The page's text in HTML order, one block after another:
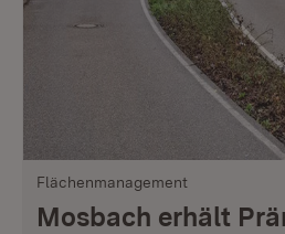
Flächenmanagement
Mosbach erhält